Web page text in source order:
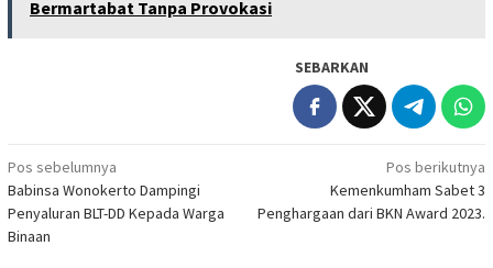
Bermartabat Tanpa Provokasi
SEBARKAN
Navigasi
pos
Pos sebelumnya
Babinsa Wonokerto Dampingi
Penyaluran BLT-DD Kepada Warga
Binaan
Pos berikutnya
Kemenkumham Sabet 3
Penghargaan dari BKN Award 2023.